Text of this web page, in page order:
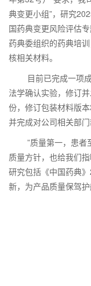
典变更小组”，研究
国药典变更风险评估
药典委组织的药典培
核相关材料。
目前已完成一项成
法学确认实验，修订
份，修订包装材料版
并完成对公司相关部门
”质量第一，患者至
质量方针，也给我们
研究包括《中国药典
新，为产品质量保驾护